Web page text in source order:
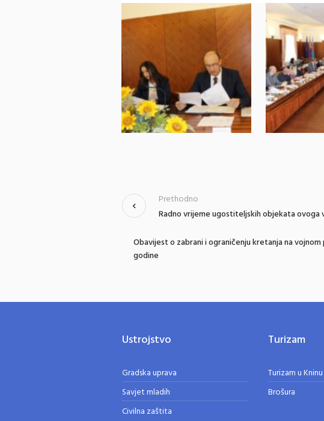
Radno vrijeme ugostiteljskih objekata
Prethodno
Obavijest o zabrani i ograničenju kretanja na vojnom
godine
Ustrojstvo
Gradska uprava
Savjet mladih
Civilna zaštita
Turizam
Turizam u Kninu
Brošura